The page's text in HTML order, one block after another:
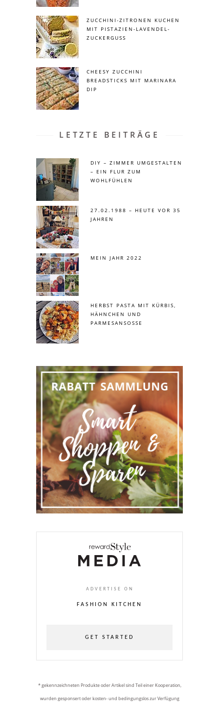
ZUCCHINI-ZITRONEN KUCHEN
MIT PISTAZIEN-LAVENDEL-
ZUCKERGUSS
CHEESY ZUCCHINI
BREADSTICKS MIT MARINARA
DIP
LETZTE BEITRÄGE
DIY – ZIMMER UMGESTALTEN
– EIN FLUR ZUM
WOHLFÜHLEN
27.02.1988 – HEUTE VOR 35
JAHREN
MEIN JAHR 2022
HERBST PASTA MIT KÜRBIS,
HÄHNCHEN UND
PARMESANSOSSE
ADVERTISE ON
FASHION KITCHEN
GET STARTED
* gekennzeichneten Produkte oder Artikel sind Teil einer Kooperation,
wurden gesponsert oder kosten- und bedingungslos zur Verfügung